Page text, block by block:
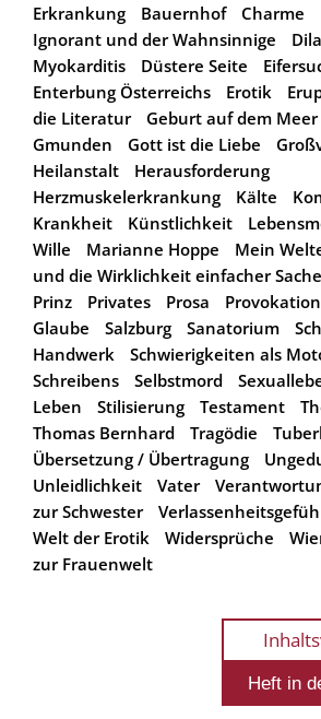
Erkrankung
Bauernhof Charme
Ignorant und der Wahnsinnige
Myokarditis
Düstere Seite
Enterbung Österreichs
Erotik
die Literatur
Geburt auf dem Meer
Gmunden
Gott ist die Liebe
Heilanstalt
Herausforderung
Herzmuskelerkrankung
Kälte
Krankheit
Künstlichkeit
Wille
Marianne Hoppe Mein
und die Wirklichkeit einfacher
Prinz
Privates Prosa Provokation
Glaube
Salzburg Sanatorium
Handwerk
Schwierigkeiten als
Schreibens
Selbstmord
Leben
Stilisierung Testament
Thomas Bernhard
Tragödie
Übersetzung / Übertragung
Unleidlichkeit
Vater
zur Schwester
Welt der Erotik
Widersprüche
zur Frauenwelt